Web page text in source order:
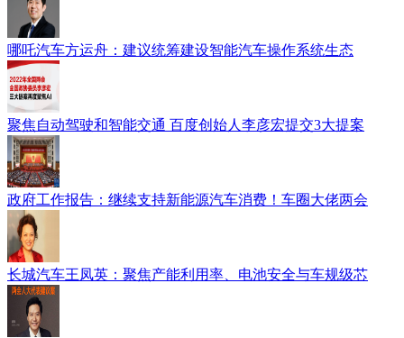
哪吒汽车方运舟：建议统筹建设智能汽车操作系统生态
聚焦自动驾驶和智能交通 百度创始人李彦宏提交3大提案
政府工作报告：继续支持新能源汽车消费！车圈大佬两会
长城汽车王凤英：聚焦产能利用率、电池安全与车规级芯